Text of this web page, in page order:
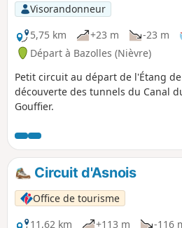
Visorandonneur
5,75 km
+23 m -23 m
Départ à Bazolles (Nièvre)
Petit circuit au départ de l'Étang
découverte des tunnels du Canal
Gouffier.
Circuit d'Asnois
Office de tourisme
11,62 km
+113 m
-116